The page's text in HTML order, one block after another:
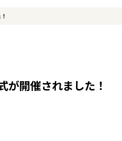
開催されました！